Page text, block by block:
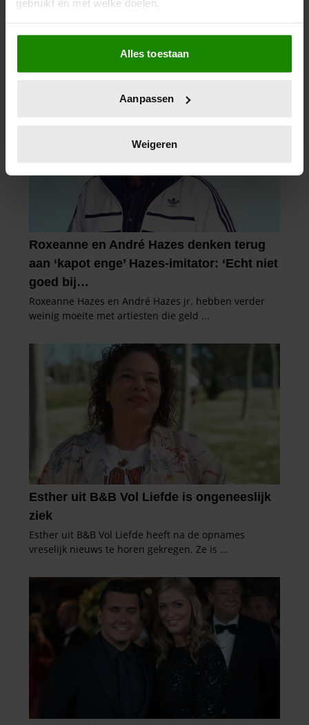
gebruikt en met welke doelen.
Als u het toestaat, willen we ook graag:
Informatie verzamelen over uw geografische
locatie, die tot een paar meter nauwkeurig kan zijn
scannen op specifieke eigenschappen (fingerprinting)
verwerkt en stel uw voorkeuren in het
intrekken in de Cookieverklaring.
We gebruiken cookies om content en advertenties te
personaliseren, om functies voor social media te bieden
en om ons websiteverkeer te analyseren. Ook delen we
informatie over uw gebruik van onze site met onze
partners voor social media, adverteren en analyse. Deze
partners kunnen deze gegevens combineren met andere
informatie die u aan ze heeft verstrekt of die ze hebben
verzameld op basis van uw gebruik van hun services. U
Alles toestaan
Aanpassen
Weigeren